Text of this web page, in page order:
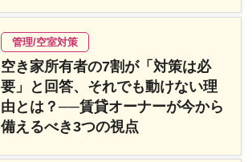
管理/空室対策
空き家所有者の7割が「対策は必
要」と回答、それでも動けない理
由とは？──賃貸オーナーが今から
備えるべき3つの視点